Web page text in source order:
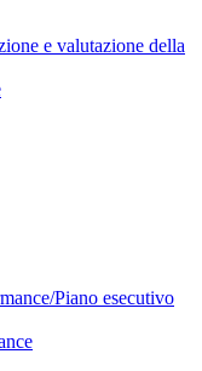
e valutazione della
Piano esecutivo